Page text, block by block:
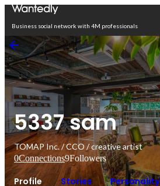
Business social network with 4M professionals
5337 sam
TOMAP Inc. / CCO / creative artist
0Connections9Followers
Profile Stories Personality